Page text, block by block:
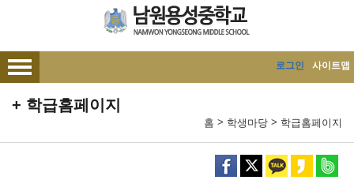
메인메뉴 바로가기
본문내용 바로가기
로그인 사이트맵
학급홈페이지
홈 > 학생마당 > 학급홈페이지